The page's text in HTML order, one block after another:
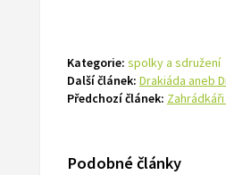
Kategorie: spolky a sdružení
Další článek: Drakiáda aneb
Předchozí článek:
Podobné články